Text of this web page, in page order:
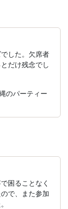
した。欠席者
だけ残念でし
のパーティー
困ることなく
で、また参加